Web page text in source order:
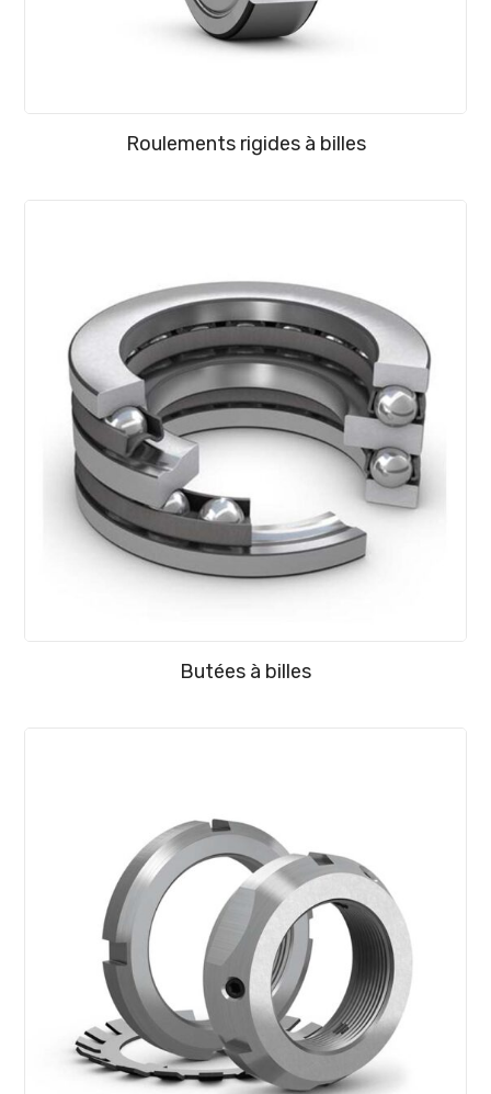
Roulements rigides à billes
Butées à billes